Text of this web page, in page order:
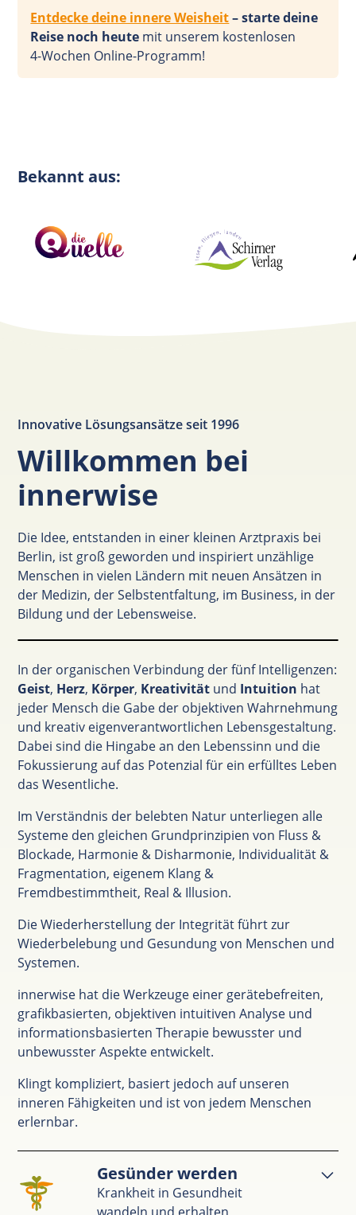
Entdecke deine innere Weisheit– starte deine
Reise noch heute mit unserem kostenlosen
4-Wochen Online-Programm!
Bekannt aus:
Innovative Lösungsansätze seit 1996
Willkommen bei
innerwise
Die Idee, entstanden in einer kleinen Arztpraxis bei
Berlin, ist groß geworden und inspiriert unzählige
Menschen in vielen Ländern mit neuen Ansätzen in
der Medizin, der Selbstentfaltung, im Business, in der
Bildung und der Lebensweise.
In der organischen Verbindung der fünf Intelligenzen:
Geist, Herz, Körper, Kreativität und Intuition hat
jeder Mensch die Gabe der objektiven Wahrnehmung
und kreativ eigenverantwortlichen Lebensgestaltung.
Dabei sind die Hingabe an den Lebenssinn und die
Fokussierung auf das Potenzial für ein erfülltes Leben
das Wesentliche.
Im Verständnis der belebten Natur unterliegen alle
Systeme den gleichen Grundprinzipien von Fluss &
Blockade, Harmonie & Disharmonie, Individualität &
Fragmentation, eigenem Klang &
Fremdbestimmtheit, Real & Illusion.
Die Wiederherstellung der Integrität führt zur
Wiederbelebung und Gesundung von Menschen und
Systemen.
innerwise hat die Werkzeuge einer gerätebefreiten,
grafikbasierten, objektiven intuitiven Analyse und
informationsbasierten Therapie bewusster und
unbewusster Aspekte entwickelt.
Klingt kompliziert, basiert jedoch auf unseren
inneren Fähigkeiten und ist von jedem Menschen
erlernbar.
Gesünder werden
Krankheit in Gesundheit